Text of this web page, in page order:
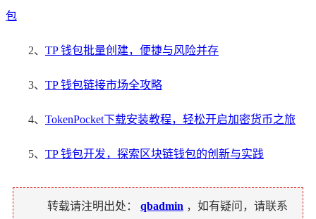
包
2、 TP 钱包批量创建，便捷与风险并存
3、 TP 钱包链接市场全攻略
4、 TokenPocket下载安装教程，轻松开启加密货币之旅
5、 TP 钱包开发，探索区块链钱包的创新与实践
转载请注明出处： qbadmin ，如有疑问，请联系